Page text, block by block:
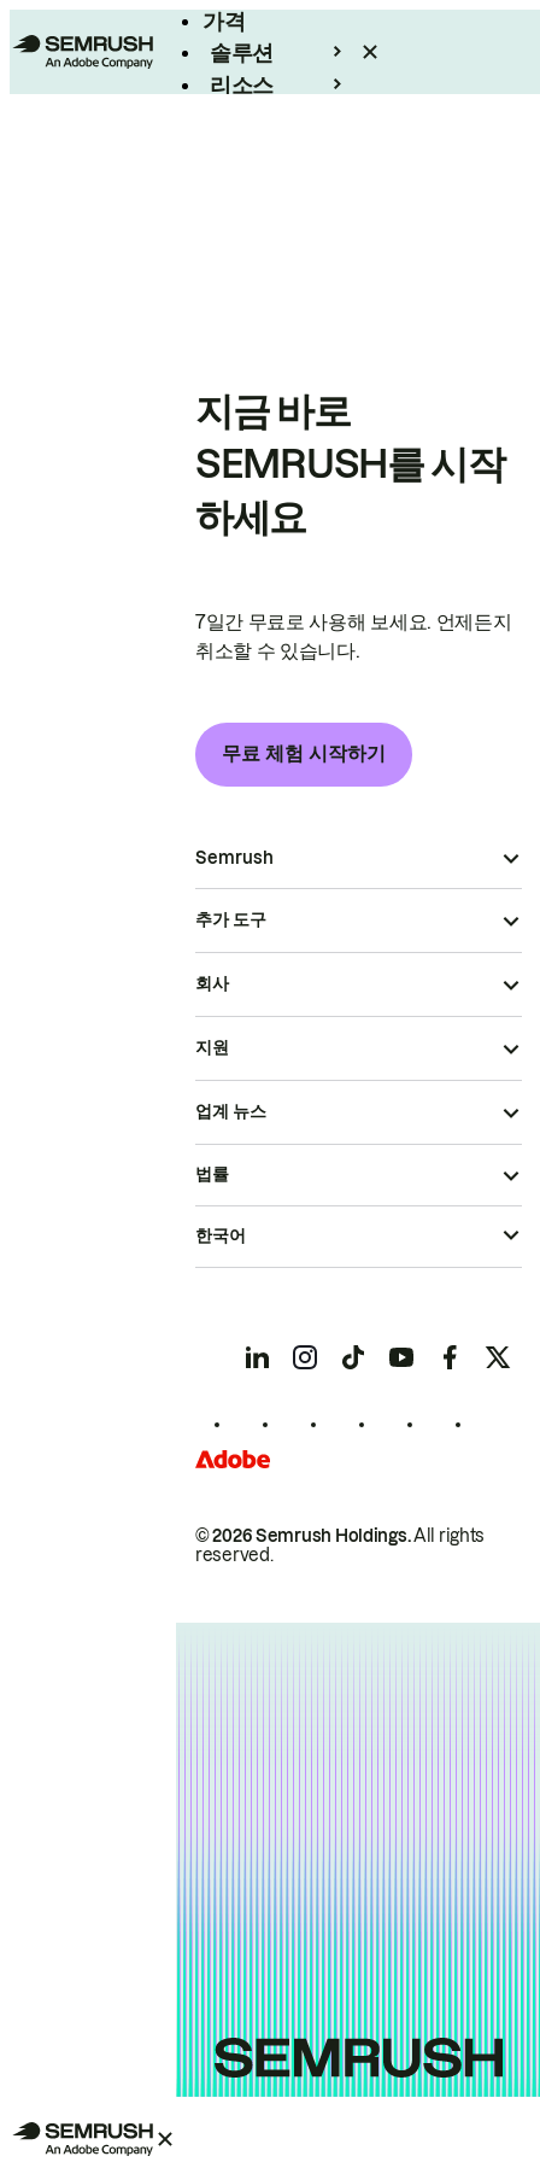
가격
솔루션
리소스
지금 바로
SEMRUSH를 시작
하세요
7일간 무료로 사용해 보세요. 언제든지
취소할 수 있습니다.
무료 체험 시작하기
Semrush
추가 도구
회사
지원
업계 뉴스
© 2026 Semrush Holdings.All rights
reserved.
법률
한국어